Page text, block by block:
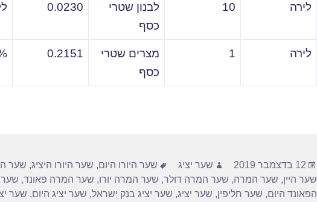
לירה 10
לבנון שטרי
כסף
0.0230
לירה 1
מצרים שטרי
כסף
0.2151
פורסם
בתאריך
12 בדצמבר 2019 מחבר
שער יציג תגיות
שער היורו היום, שער היורו היציג, שער
שער היין, שער המרה, שער המרה דולר, שער המרה יורו, שער המרה פאונד, שער
הפאונד היום, שער חליפין, שער יציג, שער יציג בנק ישראל, שער יציג היום, שער